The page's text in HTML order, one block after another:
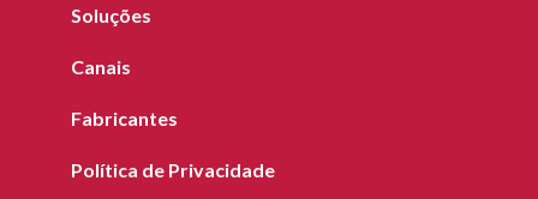
Soluções
Canais
Fabricantes
Política de Privacidade